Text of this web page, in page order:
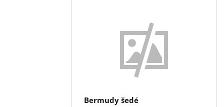
Bermudy šedé